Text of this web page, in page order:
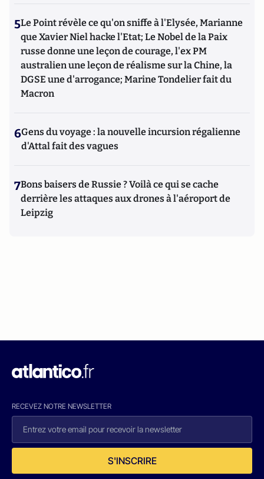
5Le Point révèle ce qu'on sniffe à l'Elysée, Marianne
que Xavier Niel hacke l'Etat; Le Nobel de la Paix
russe donne une leçon de courage, l'ex PM
australien une leçon de réalisme sur la Chine, la
DGSE une d'arrogance; Marine Tondelier fait du
Macron
6Gens du voyage : la nouvelle incursion régalienne
d'Attal fait des vagues
7Bons baisers de Russie ? Voilà ce qui se cache
derrière les attaques aux drones à l'aéroport de
Leipzig
RECEVEZ NOTRE NEWSLETTER
S'INSCRIRE